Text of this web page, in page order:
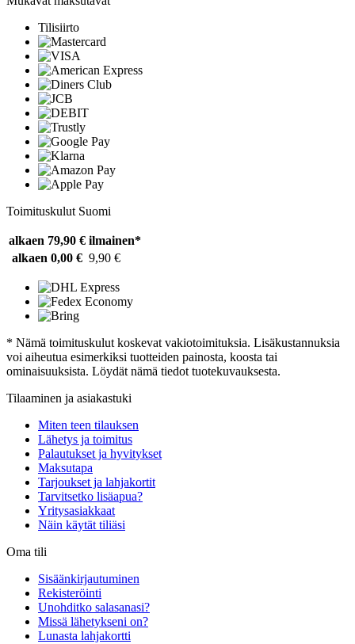
Tilisiirto
Toimituskulut Suomi
alkaen 79,90 € ilmainen*
alkaen 0,00 € 9,90 €
* Nämä toimituskulut koskevat vakiotoimituksia. Lisäkustannuksia
voi aiheutua esimerkiksi tuotteiden painosta, koosta tai
ominaisuuksista. Löydät nämä tiedot tuotekuvauksesta.
Tilaaminen ja asiakastuki
Miten teen tilauksen
Lähetys ja toimitus
Palautukset ja hyvitykset
Maksutapa
Tarjoukset ja lahjakortit
Tarvitsetko lisäapua?
Yritysasiakkaat
Näin käytät tiliäsi
Oma tili
Sisäänkirjautuminen
Rekisteröinti
Unohditko salasanasi?
Missä lähetykseni on?
Lunasta lahjakortti